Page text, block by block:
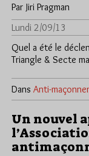
Par Jiri Pragman
Lundi 2/09/13
Quel a été le
Triangle & Secte
Dans Anti-
Un nouvel